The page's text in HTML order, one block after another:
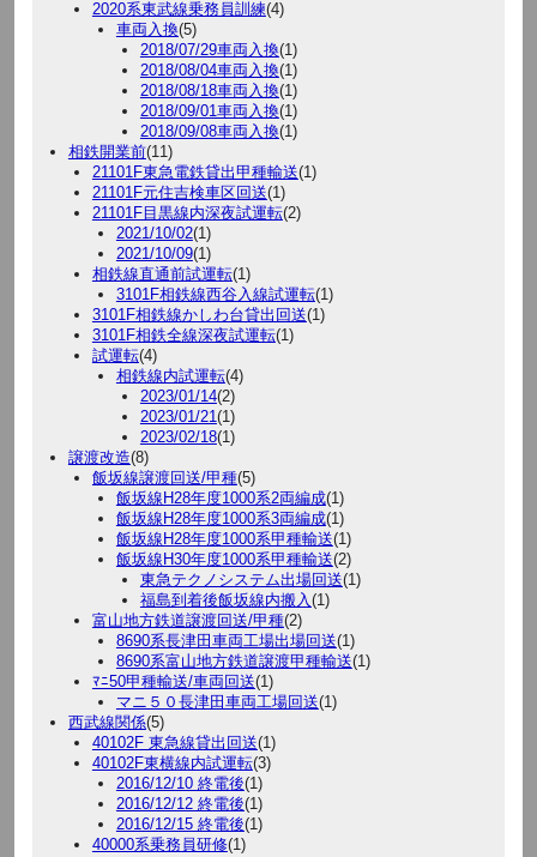
2020系東武線乗務員訓練(4)
車両入換(5)
2018/07/29車両入換(1)
2018/08/04車両入換(1)
2018/08/18車両入換(1)
2018/09/01車両入換(1)
2018/09/08車両入換(1)
相鉄開業前(11)
21101F東急電鉄貸出甲種輸送(1)
21101F元住吉検車区回送(1)
21101F目黒線内深夜試運転(2)
2021/10/02(1)
2021/10/09(1)
相鉄線直通前試運転(1)
3101F相鉄線西谷入線試運転(1)
3101F相鉄線かしわ台貸出回送(1)
3101F相鉄全線深夜試運転(1)
試運転(4)
相鉄線内試運転(4)
2023/01/14(2)
2023/01/21 (1)
2023/02/18(1)
譲渡改造(8)
飯坂線譲渡回送/甲種(5)
飯坂線H28年度1000系2両編成(1)
飯坂線H28年度1000系3両編成(1)
飯坂線H28年度1000系甲種輸送(1)
飯坂線H30年度1000系甲種輸送(2)
東急テクノシステム出場回送(1)
福島到着後飯坂線内搬入 (1)
富山地方鉄道譲渡回送/甲種(2)
8690系長津田車両工場出場回送(1)
8690系富山地方鉄道譲渡甲種輸送(1)
ﾏﾆ50甲種輸送/車両回送(1)
マニ５０長津田車両工場回送(1)
西武線関係(5)
40102F 東急線貸出回送(1)
40102F東横線内試運転(3)
2016/12/10 終電後(1)
2016/12/12 終電後(1)
2016/12/15 終電後(1)
40000系乗務員研修(1)